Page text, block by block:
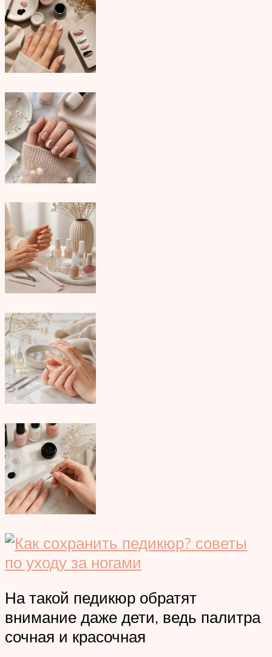
На такой педикюр обратят
внимание даже дети, ведь палитра
сочная и красочная